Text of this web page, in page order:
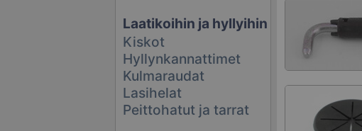
Laatikoihin ja hyllyihin
Kiskot
Hyllynkannattimet
Kulmaraudat
Lasihelat
Peittohatut ja tarrat